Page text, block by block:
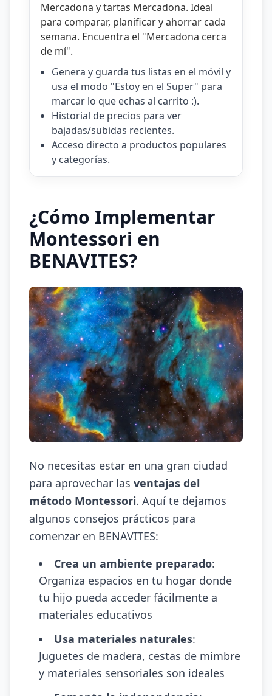
Mercadona ytartas Mercadona. Ideal
para comparar, planificar y ahorrar cada
semana. Encuentra el "Mercadona cerca
de mí".
Genera y guarda tus listas en el móvil y
usa el modo "Estoy en el Super" para
marcar lo que echas al carrito :).
Historial de precios para ver
bajadas/subidas recientes.
Acceso directo a productos populares
y categorías.
¿Cómo Implementar
Montessori en
BENAVITES?
No necesitas estar en una gran ciudad
para aprovechar las ventajas del
método Montessori. Aquí te dejamos
algunos consejos prácticos para
comenzar en BENAVITES:
Crea un ambiente preparado:
Organiza espacios en tu hogar donde
tu hijo pueda acceder fácilmente a
materiales educativos
Usa materiales naturales:
Juguetes de madera, cestas de mimbre
y materiales sensoriales son ideales